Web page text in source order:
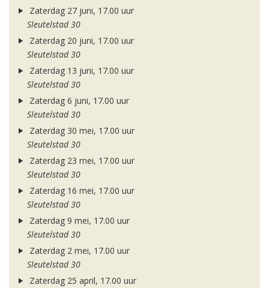
Zaterdag 27 juni, 17.00 uur
Sleutelstad 30
Zaterdag 20 juni, 17.00 uur
Sleutelstad 30
Zaterdag 13 juni, 17.00 uur
Sleutelstad 30
Zaterdag 6 juni, 17.00 uur
Sleutelstad 30
Zaterdag 30 mei, 17.00 uur
Sleutelstad 30
Zaterdag 23 mei, 17.00 uur
Sleutelstad 30
Zaterdag 16 mei, 17.00 uur
Sleutelstad 30
Zaterdag 9 mei, 17.00 uur
Sleutelstad 30
Zaterdag 2 mei, 17.00 uur
Sleutelstad 30
Zaterdag 25 april, 17.00 uur